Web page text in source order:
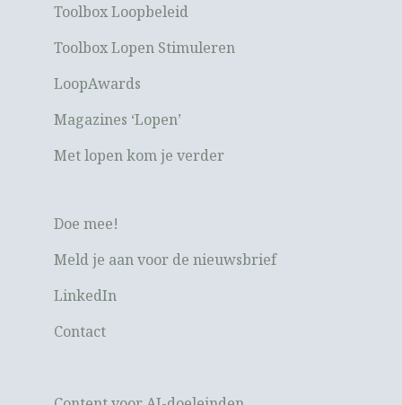
Toolbox Loopbeleid
Toolbox Lopen Stimuleren
LoopAwards
Magazines ‘Lopen’
Met lopen kom je verder
Doe mee!
Meld je aan voor de nieuwsbrief
LinkedIn
Contact